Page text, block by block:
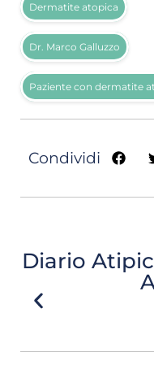
Dermatite atopica
Dr. Marco Galluzzo
Paziente con dermatite
Condividi
Diario